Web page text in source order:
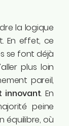
la logique
En effet, ce
se font déjà
plus loin
pareil,
innovant. En
peine
équilibre, où